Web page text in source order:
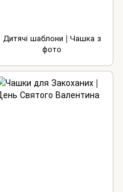
Дитячі шаблони | Чашка з
фото